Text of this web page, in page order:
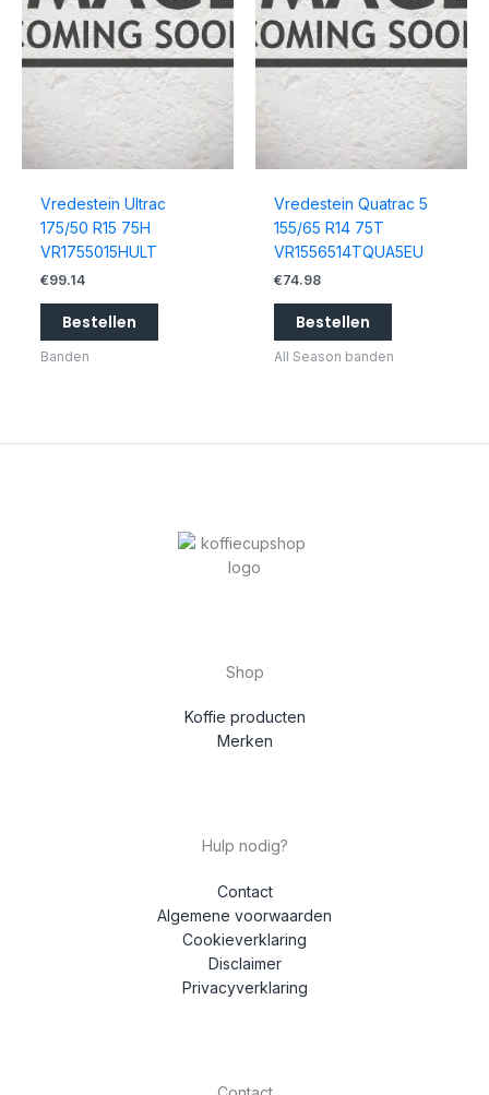
Vredestein Ultrac
175/50 R15 75H
VR1755015HULT
€99.14
Bestellen
Banden
Vredestein Quatrac 5
155/65 R14 75T
VR1556514TQUA5EU
€74.98
Bestellen
All Season banden
Shop
Koffie producten
Merken
Hulp nodig?
Contact
Algemene voorwaarden
Cookieverklaring
Disclaimer
Privacyverklaring